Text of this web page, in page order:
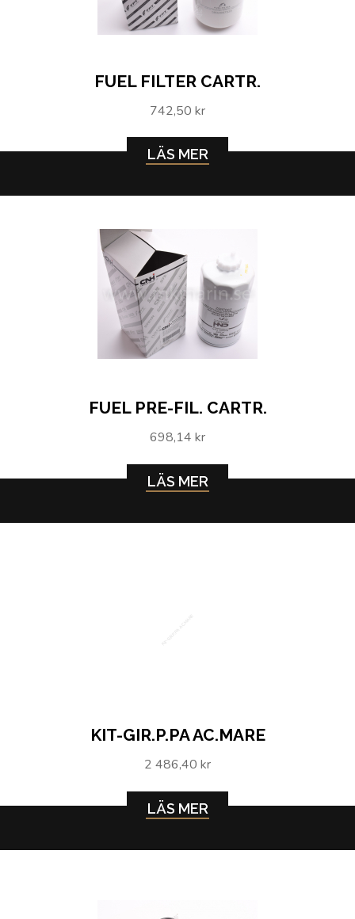
FUEL FILTER CARTR.
742,50 kr
LÄS MER
FUEL PRE-FIL. CARTR.
698,14 kr
LÄS MER
KIT-GIR.P.PA AC.MARE
2 486,40 kr
LÄS MER